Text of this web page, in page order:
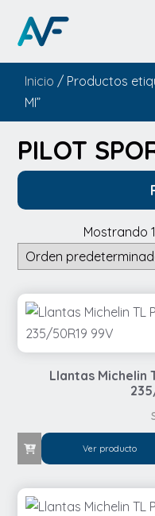
Inicio / Productos
MI”
PILOT
Mostrando
Llantas Michelin
Ver producto